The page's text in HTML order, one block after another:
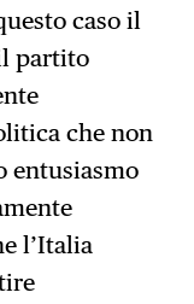
caso il
partito
che non
entusiasmo
l’Italia